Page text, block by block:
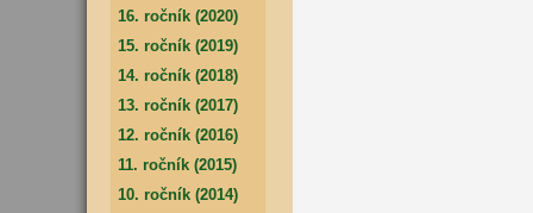
16. ročník (2020)
15. ročník (2019)
14. ročník (2018)
13. ročník (2017)
12. ročník (2016)
11. ročník (2015)
10. ročník (2014)